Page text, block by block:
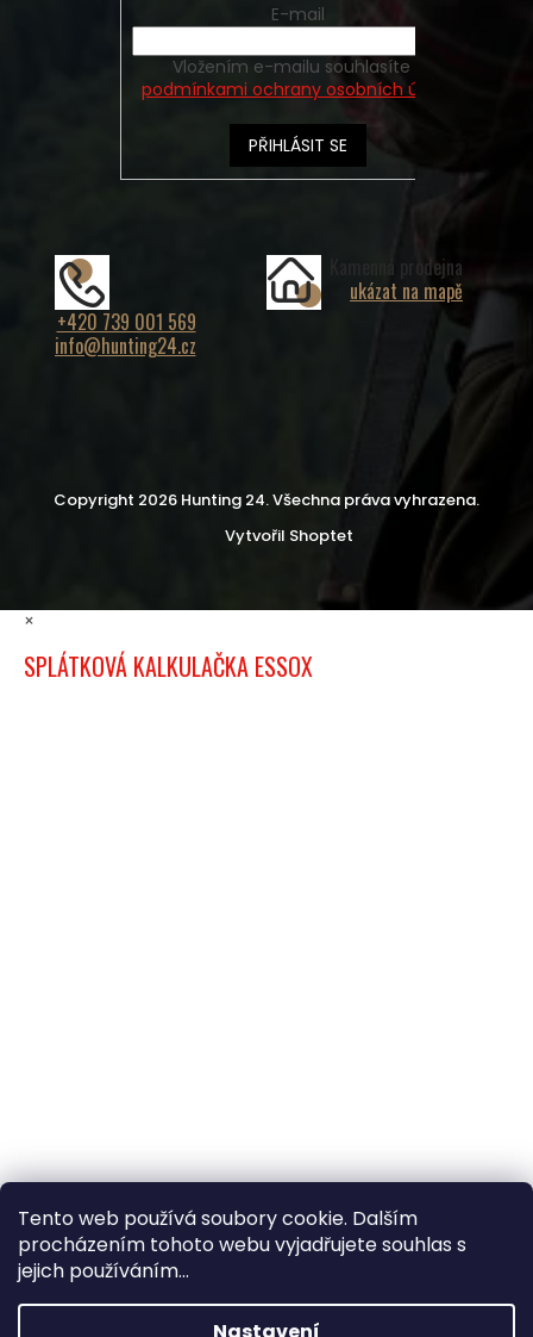
Tento web používá soubory cookie. Dalším
procházením tohoto webu vyjadřujete souhlas s
jejich používáním...
E-mail
podmínkami ochrany osobních údajů
PŘIHLÁSIT SE
+420 739 001 569
info@hunting24.cz
Kamenná prodejna
ukázat na mapě
Vytvořil Shoptet
Copyright 2026 Hunting 24. Všechna práva vyhrazena.
×
SPLÁTKOVÁ KALKULAČKA ESSOX
×
Hledáte nejvýhodnější cenu? Získáte jí
pomocíregistrace